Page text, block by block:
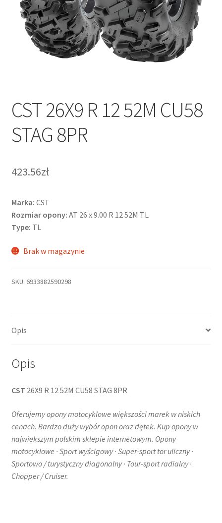
CST 26X9 R 12 52M CU58
STAG 8PR
423.56zł
Marka: CST
Rozmiar opony: AT 26 x 9.00 R 12 52M TL
Type: TL
Brak w magazynie
SKU: 6933882590298
Opis
Opis
CST 26X9 R 12 52M CU58 STAG 8PR
Oferujemy opony motocyklowe większości marek w niskich
cenach. Bardzo duży wybór opon oraz dętek. Kup opony w
największym polskim sklepie internetowym. Opony
motocyklowe · Sport wyścigowy · Super-sport tor uliczny ·
Sportowo / turystyczny diagonalny · Tour-sport radialny ·
Chopper / Cruiser.